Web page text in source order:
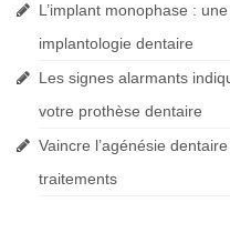
L’implant monophase :
implantologie dentaire
Les signes alarmants
votre prothèse dentaire
Vaincre l’agénésie
traitements